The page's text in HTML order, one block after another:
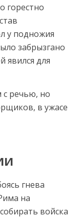
горестно
у подножия
забрызгано
явился для
с речью, но
в ужасе
гнева
на
войска